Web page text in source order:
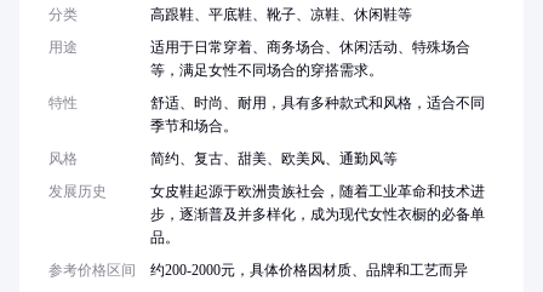
分类
高跟鞋、平底鞋、靴子、凉鞋、休闲鞋等
用途
适用于日常穿着、商务场合、休闲活动、特殊场合
等，满足女性不同场合的穿搭需求。
特性
舒适、时尚、耐用，具有多种款式和风格，适合不同
季节和场合。
风格
简约、复古、甜美、欧美风、通勤风等
发展历史
女皮鞋起源于欧洲贵族社会，随着工业革命和技术进
步，逐渐普及并多样化，成为现代女性衣橱的必备单
品。
参考价格区间
约200-2000元，具体价格因材质、品牌和工艺而异